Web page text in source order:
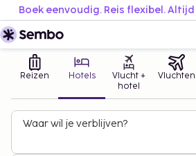
Boek eenvoudig. Reis flexibel.
Reizen Hotels
Vlucht +
hotel
Vluchten
Waar wil je verblijven?